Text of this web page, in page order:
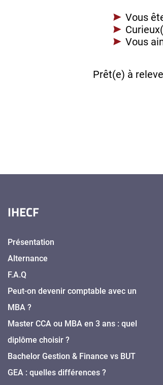
Vous
Vous
Prêt(e) à
IHECF
Présentation
Alternance
F.A.Q
Peut-on devenir comptable avec un
MBA ?
Master CCA ou MBA en 3 ans : quel
diplôme choisir ?
Bachelor Gestion & Finance vs BUT
GEA : quelles différences ?